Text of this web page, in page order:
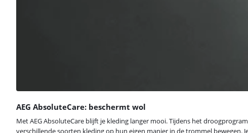
AEG AbsoluteCare: beschermt wol
Met AEG AbsoluteCare blijft je kleding langer mooi. Tijdens het
verschillende soorten kleding op hun eigen manier in de trommel